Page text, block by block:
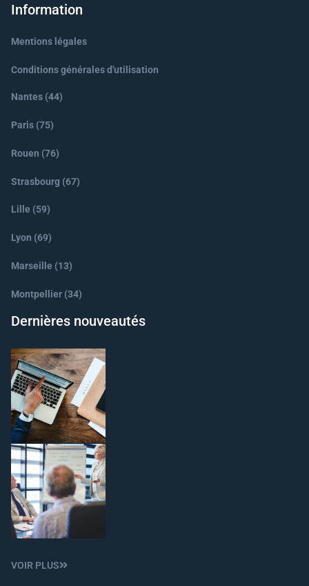
Information
Mentions légales
Conditions générales d'utilisation
Nantes (44)
Paris (75)
Rouen (76)
Strasbourg (67)
Lille (59)
Lyon (69)
Marseille (13)
Montpellier (34)
Dernières nouveautés
VOIR PLUS